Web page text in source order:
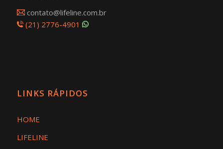
contato@lifeline.com.br
(21) 2776-4901
LINKS RÁPIDOS
HOME
LIFELINE